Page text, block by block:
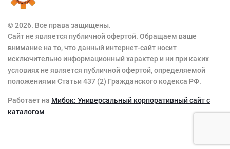
© 2026. Все права защищены.
Сайт не является публичной офертой. Обращаем ваше
внимание на то, что данный интернет-сайт носит
исключительно информационный характер и ни при каких
условиях не является публичной офертой, определяемой
положениями Статьи 437 (2) Гражданского кодекса РФ.
Работает на Мибок: Универсальный корпоративный сайт с
каталогом